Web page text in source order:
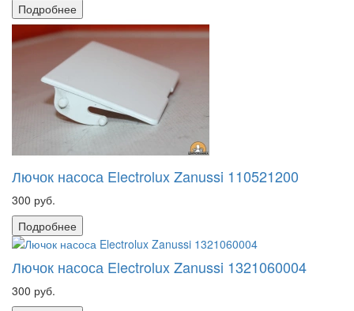
Подробнее
Лючок насоса Electrolux Zanussi 110521200
300 руб.
Подробнее
Лючок насоса Electrolux Zanussi 1321060004
300 руб.